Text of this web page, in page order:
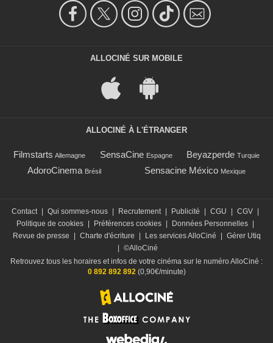
ALLOCINÉ SUR MOBILE
ALLOCINÉ À L'ÉTRANGER
Filmstarts Allemagne SensaCine Espagne Beyazperde Turquie
AdoroCinema Brésil Sensacine México Mexique
Contact Qui sommes-nous Recrutement Publicité CGU CGV
Politique de cookies
Préférences cookies Données Personnelles
Revue de presse
Charte d'écriture Les services AlloCiné
Gérer Utiq
©AlloCiné
Retrouvez tous les horaires et infos de votre cinéma sur le numéro AlloCiné :
0 892 892 892(0,90€/minute)